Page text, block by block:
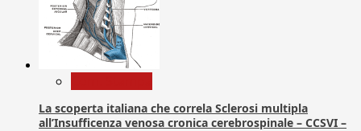
La scoperta italiana che correla Sclerosi multipla
all’Insufficenza venosa cronica cerebrospinale – CCSVI –